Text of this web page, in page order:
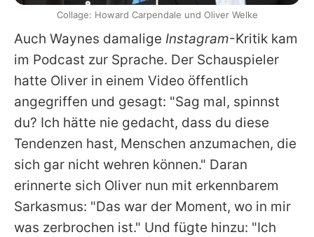
Auch Waynes damalige Instagram-Kritik kam
im Podcast zur Sprache. Der Schauspieler
hatte Oliver in einem Video öffentlich
angegriffen und gesagt: "Sag mal, spinnst
du? Ich hätte nie gedacht, dass du diese
Tendenzen hast, Menschen anzumachen, die
sich gar nicht wehren können." Daran
erinnerte sich Oliver nun mit erkennbarem
Sarkasmus: "Das war der Moment, wo in mir
was zerbrochen ist." Und fügte hinzu: "Ich
Collage: Howard Carpendale und Oliver Welke